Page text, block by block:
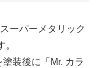
ーパーメタリック
装後に「Mr. カラ